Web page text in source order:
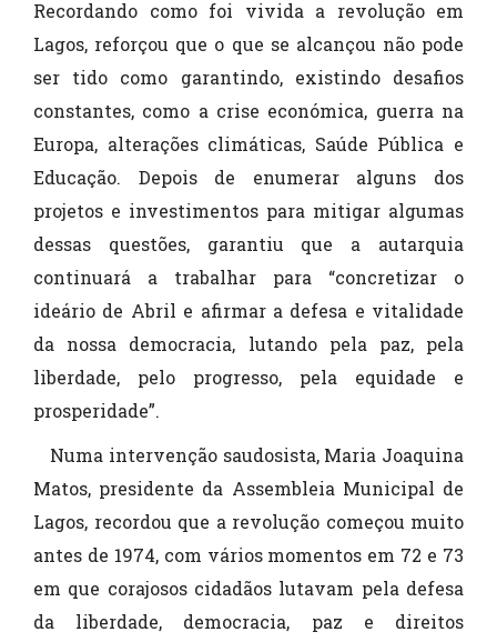
Recordando como foi vivida a revolução em
Lagos, reforçou que o que se alcançou não pode
ser tido como garantindo, existindo desafios
constantes, como a crise económica, guerra na
Europa, alterações climáticas, Saúde Pública e
Educação. Depois de enumerar alguns dos
projetos e investimentos para mitigar algumas
dessas questões, garantiu que a autarquia
continuará a trabalhar para “concretizar o
ideário de Abril e afirmar a defesa e vitalidade
da nossa democracia, lutando pela paz, pela
liberdade, pelo progresso, pela equidade e
prosperidade”.
Numa intervenção saudosista, Maria Joaquina
Matos, presidente da Assembleia Municipal de
Lagos, recordou que a revolução começou muito
antes de 1974, com vários momentos em 72 e 73
em que corajosos cidadãos lutavam pela defesa
da liberdade, democracia, paz e direitos